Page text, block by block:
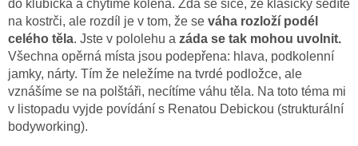
do klubíčka a chytíme kolena. Zdá se sice, že klasicky sedíte
na kostrči, ale rozdíl je v tom, že se váha rozloží podél
celého těla. Jste v pololehu a záda se tak mohou uvolnit.
Všechna opěrná místa jsou podepřena: hlava, podkolenní
jamky, nárty. Tím že neležíme na tvrdé podložce, ale
vznášíme se na polštáři, necítíme váhu těla. Na toto téma mi
v listopadu vyjde povídání s Renatou Debickou (strukturální
bodyworking).